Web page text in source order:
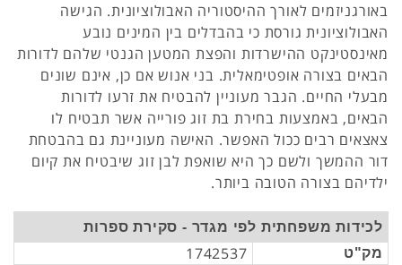
באורגניזמים לאורך ההיסטוריה האבולוציונית. הגישה
האבולוציונית גורסת כי בהבדלים בין המינים נובע
מאינסטינקט ההישרדות והפצת המטען הגנטי שלהם לדורות
הבאים בצורה אופטימאלית. בני אנוש אם כן, אינם שונים
מבעלי החיים. הגבר מעוניין להבטיח את זרעו לדורות
הבאים, באמצעות בחירת בת זוג פורייה אשר תבטיח לו
צאצאים רבים ככול האפשר. האישה מעוניינת גם בהבטחת
דור ההמשך ולשם כך היא שואפת לבן זוג שיבטיח את קיום
ילדיהם בצורה הטובה ביותר.
לכידות משפחתית לפי מגדר - סקירת ספרות
מק"ט
1742537